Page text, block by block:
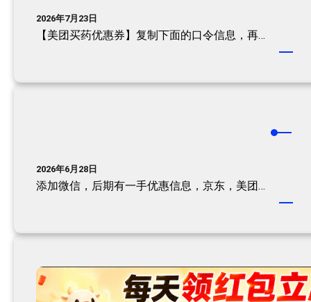
2026年7月23日
【美团买药优惠券】复制下面的口令信息，再…
2026年6月28日
添加微信，后期有一手优惠信息，京东，美团…